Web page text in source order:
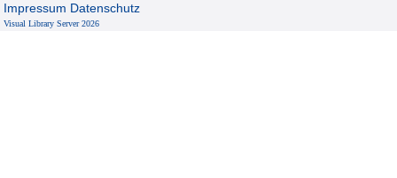
Impressum Datenschutz
Visual Library Server 2026